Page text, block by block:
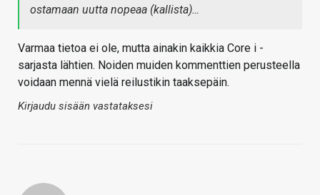
ostamaan uutta nopeaa (kallista)…
Varmaa tietoa ei ole, mutta ainakin kaikkia Core i -
sarjasta lähtien. Noiden muiden kommenttien perusteella
voidaan mennä vielä reilustikin taaksepäin.
Kirjaudu sisään vastataksesi